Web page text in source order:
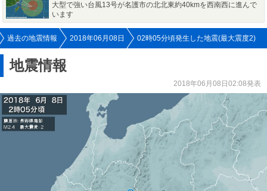
大型で強い台風13号が名護市の北北東約40kmを西南西に進んで
います
過去の地震情報 2018年06月08日 02時05分頃発生した地震(最大震度2)
地震情報
2018年06月08日02:08発表